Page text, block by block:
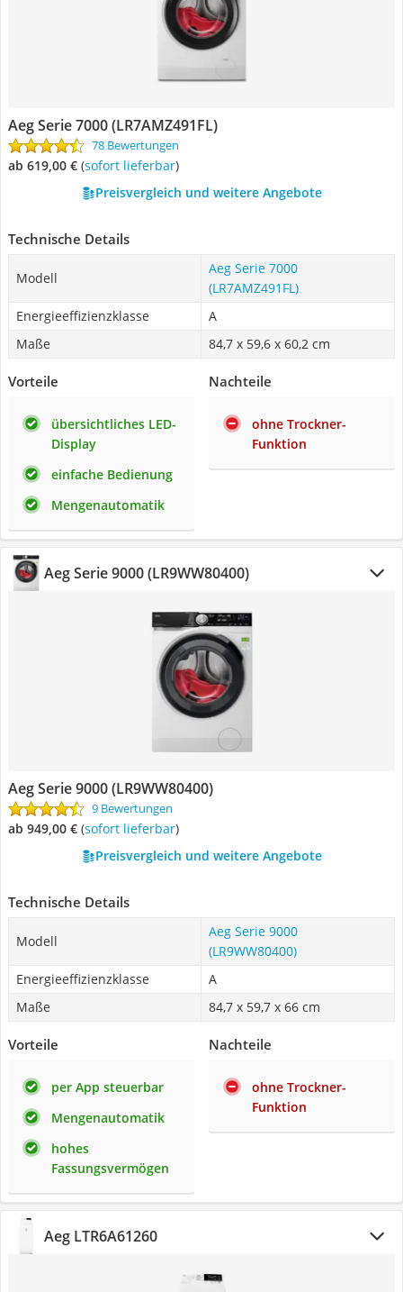
Aeg Serie 7000 (LR7AMZ491FL)
78 Bewertungen
ab 619,00 € ( Sofort lieferbar)
Preisvergleich und weitere Angebote
Technische Details
Modell
Aeg Serie 7000
(LR7AMZ491FL)
Energieeffizienzklasse
A
Maße
84,7 x 59,6 x 60,2 cm
Vorteile
übersichtliches LED-
Display
einfache Bedienung
Mengenautomatik
Nachteile
ohne Trockner-
Funktion
Aeg Serie 9000 (LR9WW80400)
Aeg Serie 9000 (LR9WW80400)
9 Bewertungen
ab 949,00 € ( Sofort lieferbar)
Preisvergleich und weitere Angebote
Technische Details
Modell
Aeg Serie 9000
(LR9WW80400)
Energieeffizienzklasse
A
Maße
84,7 x 59,7 x 66 cm
Vorteile
per App steuerbar
Mengenautomatik
hohes
Fassungsvermögen
Nachteile
ohne Trockner-
Funktion
Aeg LTR6A61260